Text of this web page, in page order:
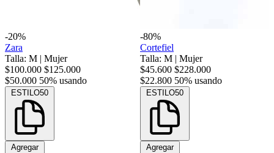
-20%
Zara
Talla: M | Mujer
$100.000 $125.000
$50.000 50% usando
ESTILO50
Agregar
-80%
Cortefiel
Talla: M | Mujer
$45.600 $228.000
$22.800 50% usando
ESTILO50
Agregar